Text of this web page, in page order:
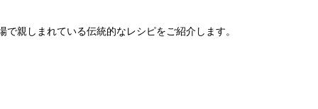
親しまれている伝統的なレシピをご紹介します。